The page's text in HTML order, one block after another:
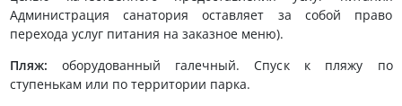
Администрация санатория оставляет за собой право
перехода услуг питания на заказное меню).
Пляж: оборудованный галечный. Спуск к пляжу по
ступенькам или по территории парка.